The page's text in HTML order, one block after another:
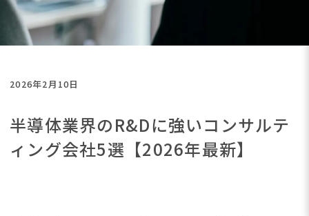
2026年2月10日
半導体業界のR&Dに強いコンサルテ
ィング会社5選【2026年最新】